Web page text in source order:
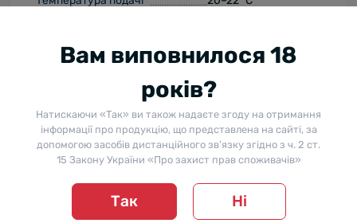
Відгуків про цей товар ще не було.
+ Додати відгук
Вам виповнилося 18
років?
Натискаючи «Так» ви також надаєте згоду на отримання
інформації про продукцію, що представлена на сайті, за
допомогою засобів дистанційного зв’язку згідно з ч. 2 ст.
15 Закону України «Про захист прав споживачів»
Так Ні